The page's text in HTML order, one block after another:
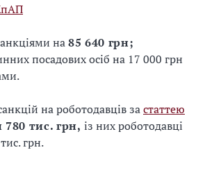
на85 640 грн;
посадових осіб на 17 000 грн
на роботодавців застаттею
тис. грн, із них роботодавці
грн.